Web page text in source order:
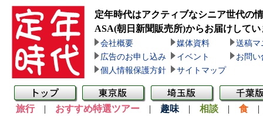
定年時代はアクティブなシニア世代の
ASA(朝日新聞販売所)からお届けしてい
会社概要 媒体資料
送稿マ
広告のお申し込み
イベント
お問い
個人情報保護方針
サイトマップ
旅行| おすすめ特選ツアー | 趣味 | 相談 | 食